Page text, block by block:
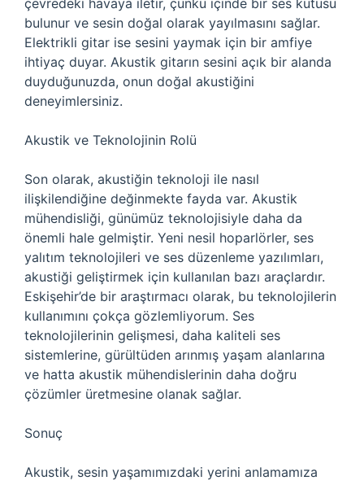
çevredeki havaya iletir, çünkü içinde bir ses kutusu
bulunur ve sesin doğal olarak yayılmasını sağlar.
Elektrikli gitar ise sesini yaymak için bir amfiye
ihtiyaç duyar. Akustik gitarın sesini açık bir alanda
duyduğunuzda, onun doğal akustiğini
deneyimlersiniz.
Akustik ve Teknolojinin Rolü
Son olarak, akustiğin teknoloji ile nasıl
ilişkilendiğine değinmekte fayda var. Akustik
mühendisliği, günümüz teknolojisiyle daha da
önemli hale gelmiştir. Yeni nesil hoparlörler, ses
yalıtım teknolojileri ve ses düzenleme yazılımları,
akustiği geliştirmek için kullanılan bazı araçlardır.
Eskişehir’de bir araştırmacı olarak, bu teknolojilerin
kullanımını çokça gözlemliyorum. Ses
teknolojilerinin gelişmesi, daha kaliteli ses
sistemlerine, gürültüden arınmış yaşam alanlarına
ve hatta akustik mühendislerinin daha doğru
çözümler üretmesine olanak sağlar.
Sonuç
Akustik, sesin yaşamımızdaki yerini anlamamıza